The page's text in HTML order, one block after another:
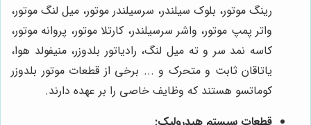
رینگ موتور، بلوک سیلندر، سرسیلندر موتور، میل لنگ موتور،
واتر پمپ موتور، واشر سرسیلندر، کارتلا موتور، پروانه موتور،
کاسه نمد سر و ته میل لنگ، رادیاتور بلدوزر، منیفولد هوا،
یاتاقان ثابت و متحرک و ... برخی از قطعات موتور بلدوزر
کوماتسو هستند که وظایف خاصی را بر عهده دارند.